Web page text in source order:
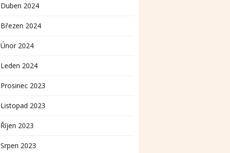
Duben 2024
Březen 2024
Únor 2024
Leden 2024
Prosinec 2023
Listopad 2023
Říjen 2023
Srpen 2023